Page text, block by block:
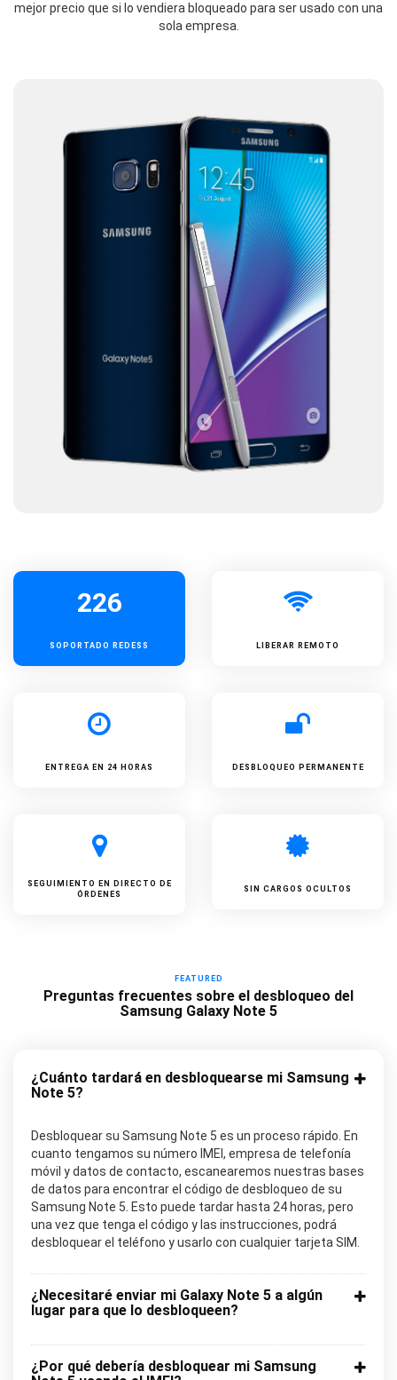
mejor precio que si lo vendiera bloqueado para ser usado con una
sola empresa.
226
SOPORTADO REDESS LIBERAR REMOTO
ENTREGA EN 24 HORAS DESBLOQUEO PERMANENTE
SEGUIMIENTO EN DIRECTO DE
ÓRDENES
SIN CARGOS OCULTOS
FEATURED
Preguntas frecuentes sobre el desbloqueo del
Samsung Galaxy Note 5
¿Cuánto tardará en desbloquearse mi Samsung
Note 5?
Desbloquear su Samsung Note 5 es un proceso rápido. En
cuanto tengamos su número IMEI, empresa de telefonía
móvil y datos de contacto, escanearemos nuestras bases
de datos para encontrar el código de desbloqueo de su
Samsung Note 5. Esto puede tardar hasta 24 horas, pero
una vez que tenga el código y las instrucciones, podrá
desbloquear el teléfono y usarlo con cualquier tarjeta SIM.
¿Necesitaré enviar mi Galaxy Note 5 a algún
lugar para que lo desbloqueen?
¿Por qué debería desbloquear mi Samsung